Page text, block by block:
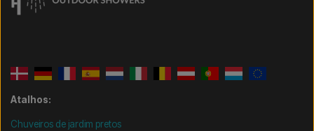
Atalhos:
Chuveiros de jardim pretos